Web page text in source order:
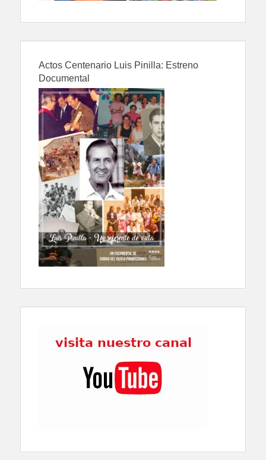
Actos Centenario Luis Pinilla: Estreno
Documental